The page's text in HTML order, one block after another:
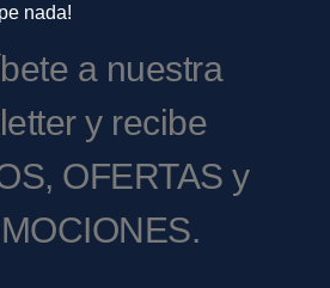
nada!
a nuestra
y recibe
OFERTAS y